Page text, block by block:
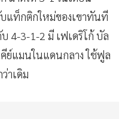
แท็กติกใหม่ของเขาทันที
4-3-1-2 มี เฟเดริโก้ บัล
ย์แมนในแดนกลาง ใช้ฟูล
าเดิม